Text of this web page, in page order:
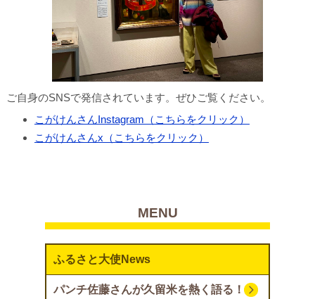
ご自身のSNSで発信されています。ぜひご覧ください。
こがけんさんInstagram（こちらをクリック）
こがけんさんx（こちらをクリック）
MENU
ふるさと大使News
パンチ佐藤さんが久留米を熱く語る！